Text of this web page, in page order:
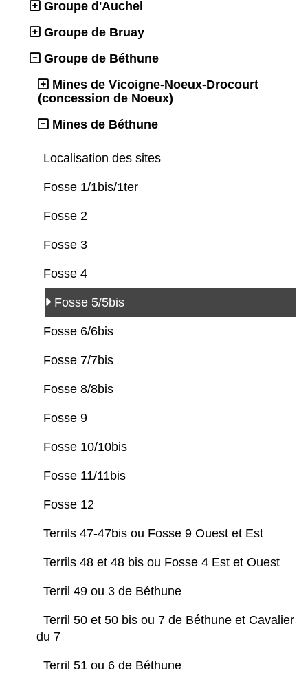
Groupe d'Auchel
Groupe de Bruay
Groupe de Béthune
Mines de Vicoigne-Noeux-Drocourt
(concession de Noeux)
Mines de Béthune
Localisation des sites
Fosse 1/1bis/1ter
Fosse 2
Fosse 3
Fosse 4
Fosse 5/5bis
Fosse 6/6bis
Fosse 7/7bis
Fosse 8/8bis
Fosse 9
Fosse 10/10bis
Fosse 11/11bis
Fosse 12
Terrils 47-47bis ou Fosse 9 Ouest et Est
Terrils 48 et 48 bis ou Fosse 4 Est et Ouest
Terril 49 ou 3 de Béthune
Terril 50 et 50 bis ou 7 de Béthune et Cavalier
du 7
Terril 51 ou 6 de Béthune